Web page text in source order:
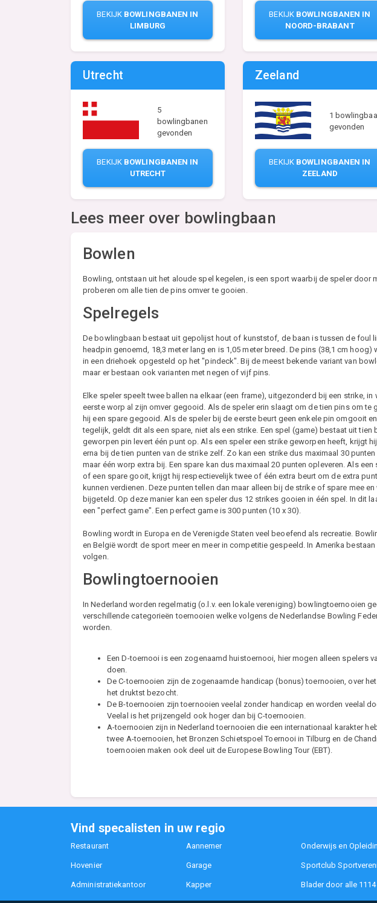
BEKIJK BOWLINGBANEN IN
LIMBURG
BEKIJK BOWLINGBANEN IN
NOORD-BRABANT
Utrecht
5
bowlingbanen
gevonden
BEKIJK BOWLINGBANEN IN
UTRECHT
Zeeland
1
gevonden
BEKIJK BOWLINGBANEN IN
ZEELAND
Lees meer over bowlingbaan
Bowlen
Bowling, ontstaan uit het aloude spel kegelen, is een sport waarbij de speler door
proberen om alle tien de pins omver te gooien.
Spelregels
De bowlingbaan bestaat uit gepolijst hout of kunststof, de baan is tussen de foul
headpin genoemd, 18,3 meter lang en is 1,05 meter breed. De pins (38,1 cm hoog)
in een driehoek opgesteld op het "pindeck". Bij de meest bekende variant van
maar er bestaan ook varianten met negen of vijf pins.
Elke speler speelt twee ballen na elkaar (een frame), uitgezonderd bij een strike,
eerste worp al zijn omver gegooid. Als de speler erin slaagt om de tien pins om te
hij een spare gegooid. Als de speler bij de eerste beurt geen enkele pin omgooit
tegelijk, geldt dit als een spare, niet als een strike. Een spel (game) bestaat uit tien
geworpen pin levert één punt op. Als een speler een strike geworpen heeft, krijgt
erna bij de tien punten van de strike zelf. Zo kan een strike dus maximaal 30
maar één worp extra bij. Een spare kan dus maximaal 20 punten opleveren. Als
of een spare gooit, krijgt hij respectievelijk twee of één extra beurt om de extra
kunnen verdienen. Deze punten tellen dan maar alleen bij de strike of spare mee
bijgeteld. Op deze manier kan een speler dus 12 strikes gooien in één spel. In dit
een "perfect game". Een perfect game is 300 punten (10 x 30).
Bowling wordt in Europa en de Verenigde Staten veel beoefend als recreatie.
en België wordt de sport meer en meer in competitie gespeeld. In Amerika
volgen.
Bowlingtoernooien
In Nederland worden regelmatig (o.l.v. een lokale vereniging) bowlingtoernooien
verschillende categorieën toernooien welke volgens de Nederlandse Bowling
worden.
Een D-toernooi is een zogenaamd huistoernooi, hier mogen alleen spelers
doen.
De C-toernooien zijn de zogenaamde handicap (bonus) toernooien, over
het druktst bezocht.
De B-toernooien zijn toernooien veelal zonder handicap en worden veelal
Veelal is het prijzengeld ook hoger dan bij C-toernooien.
A-toernooien zijn in Nederland toernooien die een internationaal karakter
twee A-toernooien, het Bronzen Schietspoel Toernooi in Tilburg en de
toernooien maken ook deel uit de Europese Bowling Tour (EBT).
Vind specalisten in uw regio
Restaurant Aannemer Onderwijs en
Hovenier Garage Sportclub
Administratiekantoor Kapper Blader door alle